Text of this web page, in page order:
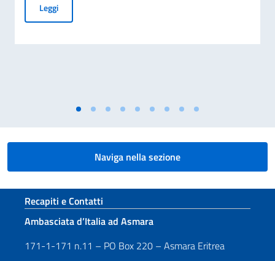
LeggiConcerto “Mi ritorni in mente: viaggio tra i brani
Naviga nella sezione
Sezione footer
Recapiti e Contatti
Ambasciata d’Italia ad Asmara
171-1-171 n.11 – PO Box 220 – Asmara Eritrea